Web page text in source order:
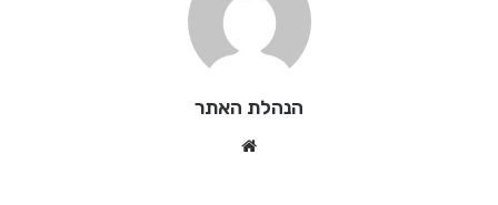
הנהלת האתר